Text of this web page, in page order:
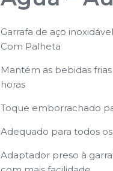
Garrafa de aço
Com Palheta
Mantém as bebidas
horas
Toque emborrachado
Adequado para todos
Adaptador preso à